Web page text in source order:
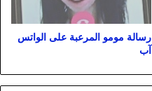
رسالة مومو المرعبة على الواتس
آب